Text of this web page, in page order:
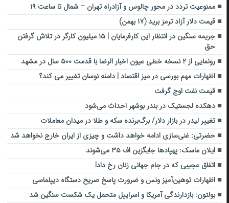
ممنوعیت تردد در محور چالوس و آزادراه تهران – شمال تا ساعت ۱۹
قیمت دلار آزاد ترمز برید (۱۷ بهمن)
جریمه سنگین در انتظار این کارفرمایان | ۱۵ میلیون کارگر در تلاش گرفتن
حق
رونمایی از ۲ نسخه خطی عیون اخبار الرضا با قدمت ۵۰۰ سال در مشهد
اظهارات مهم بورسی در میز اقتصاد | دامنه نوسان تغییر می کند؟
قیمت نفت اوج گرفت
دهکده لجستیک در بندر بوشهر احداث می‌شود
تغییر لیدر در بازار دلار/ برگ‌برنده سکه و طلا در میدان معاملات
حضرتی: غنی‌سازی ادامه خواهد داشت و چیزی از ایران خارج نخواهد شد
ایلان ماسک: پهپادها جایگزین اف ۳۵ می‌شوند
اتفاق عجیبی که در جام جهانی زنان رخ داد!
اظهارات توهین‌آمیز ونس و ضرورت پاسخ صریح دستگاه دیپلماسی
بولتون: بازدارندگی آمریکا و اسراییل متحمل یک شکست سنگین شد